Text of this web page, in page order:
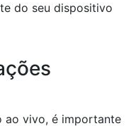
do seu dispositivo
ao vivo, é importante